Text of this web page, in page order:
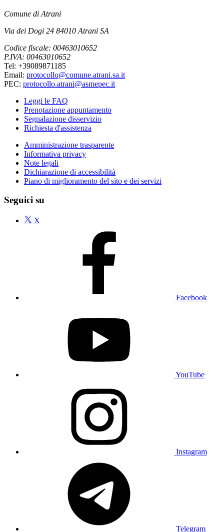
Comune di Atrani
Via dei Dogi 24 84010 Atrani SA
Codice fiscale: 00463010652
P.IVA: 00463010652
Tel: +39089871185
Email: protocollo@comune.atrani.sa.it
PEC: protocollo.atrani@asmepec.it
Leggi le FAQ
Prenotazione appuntamento
Segnalazione disservizio
Richiesta d'assistenza
Amministrazione trasparente
Informativa privacy
Note legali
Dichiarazione di accessibilità
Piano di miglioramento del sito e dei servizi
Seguici su
X
Facebook
YouTube
Instagram
Telegram